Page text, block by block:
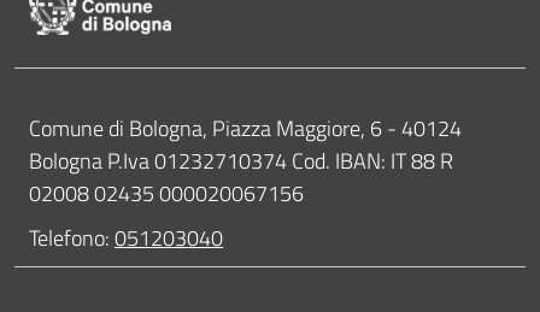
Contatti
Comune di Bologna, Piazza Maggiore, 6 - 40124
Bologna P.Iva 01232710374 Cod. IBAN: IT 88 R
02008 02435 000020067156
Telefono:051203040